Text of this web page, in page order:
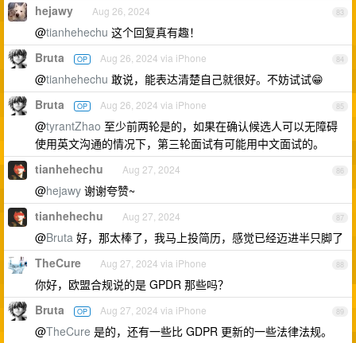
83
hejawy Aug 26, 2024
@tianhehechu 这个回复真有趣！
84
Bruta OP Aug 26, 2024 via iPhone
@tianhehechu 敢说，能表达清楚自己就很好。不妨试试😁
85
Bruta OP Aug 26, 2024 via iPhone
@tyrantZhao 至少前两轮是的，如果在确认候选人可以无障碍
使用英文沟通的情况下，第三轮面试有可能用中文面试的。
86
tianhehechu Aug 27, 2024
@hejawy 谢谢夸赞~
87
tianhehechu Aug 27, 2024
@Bruta 好，那太棒了，我马上投简历，感觉已经迈进半只脚了
88
TheCure Aug 27, 2024 via iPhone
你好，欧盟合规说的是 GPDR 那些吗？
89
Bruta OP Aug 27, 2024 via iPhone
@TheCure 是的，还有一些比 GDPR 更新的一些法律法规。